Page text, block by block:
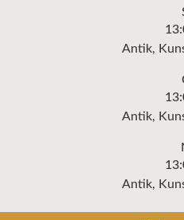
Antik,
Antik,
Antik,